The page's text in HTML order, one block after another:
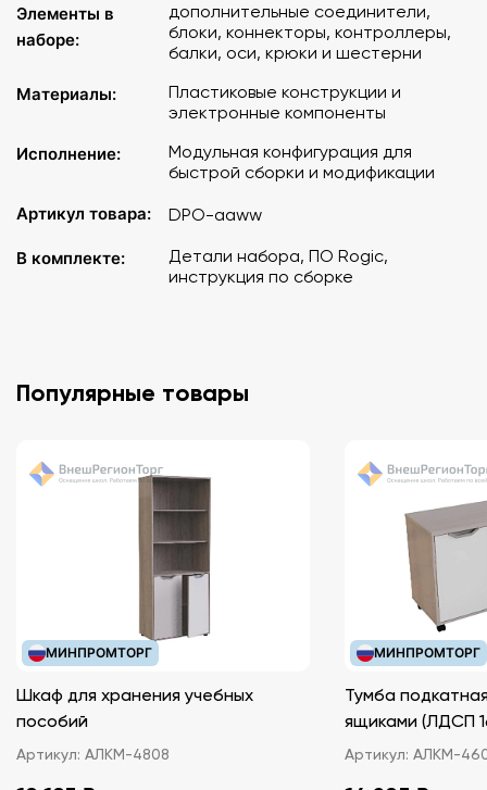
Элементы в
наборе:
дополнительные соединители,
блоки, коннекторы, контроллеры,
балки, оси, крюки и шестерни
Материалы:
Пластиковые конструкции и
электронные компоненты
Исполнение:
Модульная конфигурация для
быстрой сборки и модификации
Артикул товара:
DPO-aaww
В комплекте:
Детали набора, ПО Rogic,
инструкция по сборке
Популярные товары
МИНПРОМТОРГ
Шкаф для хранения учебных
пособий
Артикул: АЛКМ-4808
МИНПРОМТОРГ
Тумба
ящиками
Артикул: АЛКМ-